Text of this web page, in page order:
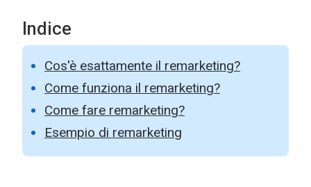
Indice
Cos'è esattamente il remarketing?
Come funziona il remarketing?
Come fare remarketing?
Esempio di remarketing